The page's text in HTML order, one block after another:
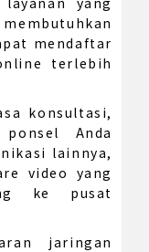
mendaftar
terlebih
konsultasi,
Anda
lainnya,
video yang
ke pusat
jaringan